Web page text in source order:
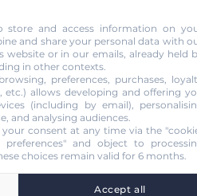
certains (voir ci-dessous),
d'avis négatifs, des prix très
Inutile de chercher bien loin pour
auto-écoles membres du Club
moto. Quelques exemples :
la
de Paris. De la même manière,
d'une auto-école qui vous
aux élèves qui la fréquentent.
store and access information on
and share your personal data with
or in our emails, already held
in other contexts.
preferences, purchases,
etc.) allows developing and offering
(including by email),
and analysing audiences.
consent at any time via the
preferences" and object to
choices remain valid for 6 months.
Accept all